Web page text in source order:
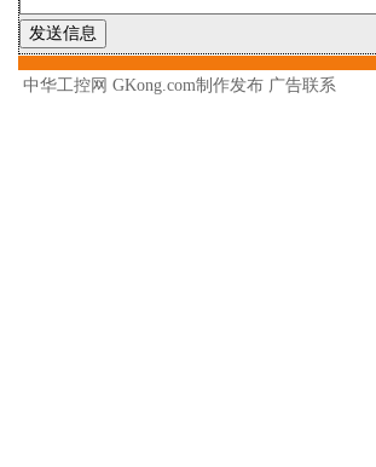
中华工控网 GKong.com制作发布 广告联系